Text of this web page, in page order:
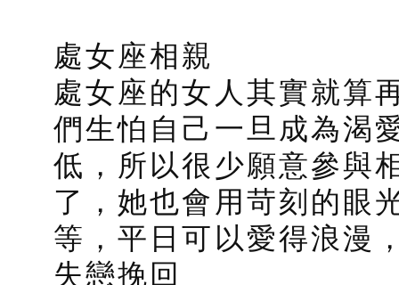
處女座相親
處女座的女人其實就算
們生怕自己一旦成為渴
低，所以很少願意參與
了，她也會用苛刻的眼
等，平日可以愛得浪漫
失戀挽回